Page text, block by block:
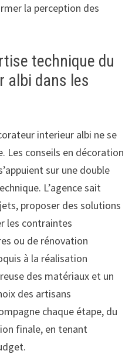
la perception des
technique du
albi dans les
interieur albi ne se
Les conseils en décoration
sur une double
L’agence sait
proposer des solutions
les contraintes
ou de rénovation
à la réalisation
des matériaux et un
des artisans
chaque étape, du
finale, en tenant